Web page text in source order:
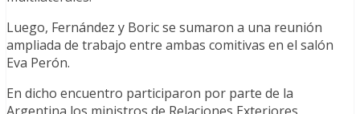
Luego, Fernández y Boric se sumaron a una reunión
ampliada de trabajo entre ambas comitivas en el salón
Eva Perón.
En dicho encuentro participaron por parte de la